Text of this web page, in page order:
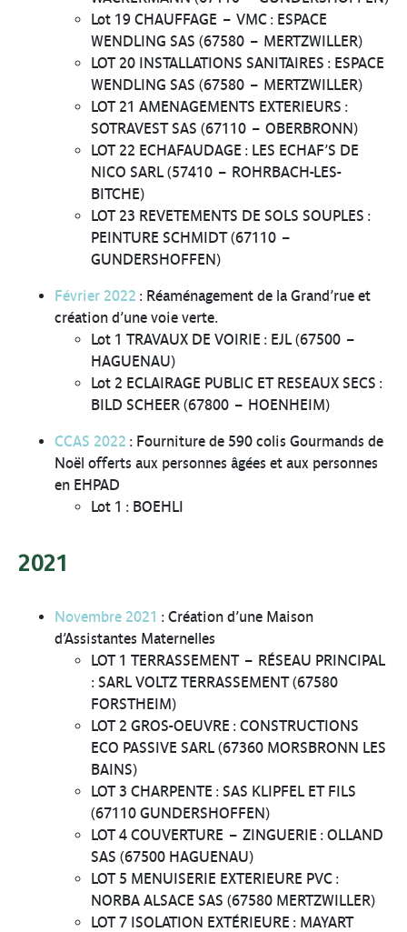
Lot 19 CHAUFFAGE – VMC : ESPACE
WENDLING SAS (67580 – MERTZWILLER)
LOT 20 INSTALLATIONS SANITAIRES : ESPACE
WENDLING SAS (67580 – MERTZWILLER)
LOT 21 AMENAGEMENTS EXTERIEURS :
SOTRAVEST SAS (67110 – OBERBRONN)
LOT 22 ECHAFAUDAGE : LES ECHAF’S DE
NICO SARL (57410 – ROHRBACH-LES-
BITCHE)
LOT 23 REVETEMENTS DE SOLS SOUPLES :
PEINTURE SCHMIDT (67110 –
GUNDERSHOFFEN)
Février 2022 : Réaménagement de la Grand’rue et
création d’une voie verte.
Lot 1 TRAVAUX DE VOIRIE : EJL (67500 –
HAGUENAU)
Lot 2 ECLAIRAGE PUBLIC ET RESEAUX SECS :
BILD SCHEER (67800 – HOENHEIM)
CCAS 2022 : Fourniture de 590 colis Gourmands de
Noël offerts aux personnes âgées et aux personnes
en EHPAD
Lot 1 : BOEHLI
2021
Novembre 2021 : Création d’une Maison
d’Assistantes Maternelles
LOT 1 TERRASSEMENT – RÉSEAU PRINCIPAL
: SARL VOLTZ TERRASSEMENT (67580
FORSTHEIM)
LOT 2 GROS-OEUVRE : CONSTRUCTIONS
ECO PASSIVE SARL (67360 MORSBRONN LES
BAINS)
LOT 3 CHARPENTE : SAS KLIPFEL ET FILS
(67110 GUNDERSHOFFEN)
LOT 4 COUVERTURE – ZINGUERIE : OLLAND
SAS (67500 HAGUENAU)
LOT 5 MENUISERIE EXTERIEURE PVC :
NORBA ALSACE SAS (67580 MERTZWILLER)
LOT 7 ISOLATION EXTÉRIEURE : MAYART